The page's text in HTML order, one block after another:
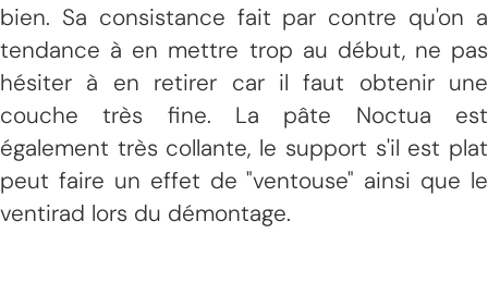
bien. Sa consistance fait par contre qu'on a
tendance à en mettre trop au début, ne pas
hésiter à en retirer car il faut obtenir une
couche très fine. La pâte Noctua est
également très collante, le support s'il est plat
peut faire un effet de "ventouse" ainsi que le
ventirad lors du démontage.